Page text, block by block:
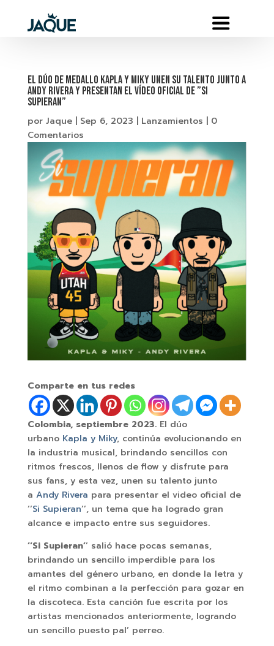
El dúo de medallo Kapla y Miky unen su talento junto a
Andy Rivera y presentan el vídeo oficial de ”Si
Supieran”
por Jaque| Sep 6, 2023 Lanzamientos
0
Comentarios
Comparte en tus redes
Colombia, septiembre 2023.El dúo
urbano Kapla y Miky, continúa evolucionando en
la industria musical, brindando sencillos con
ritmos frescos, llenos de flow y disfrute para
sus fans, y esta vez, unen su talento junto
a Andy Rivera para presentar el video oficial de
‘‘Si Supieran’’, un tema que ha logrado gran
alcance e impacto entre sus seguidores.
‘‘Si Supieran’’ salió hace pocas semanas,
brindando un sencillo imperdible para los
amantes del género urbano, en donde la letra y
el ritmo combinan a la perfección para gozar en
la discoteca. Esta canción fue escrita por los
artistas mencionados anteriormente, logrando
un sencillo puesto pal’ perreo.